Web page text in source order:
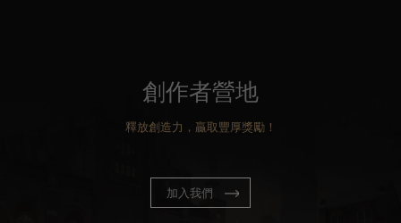
創作者營地
釋放創造力，贏取豐厚獎勵！
加入我們